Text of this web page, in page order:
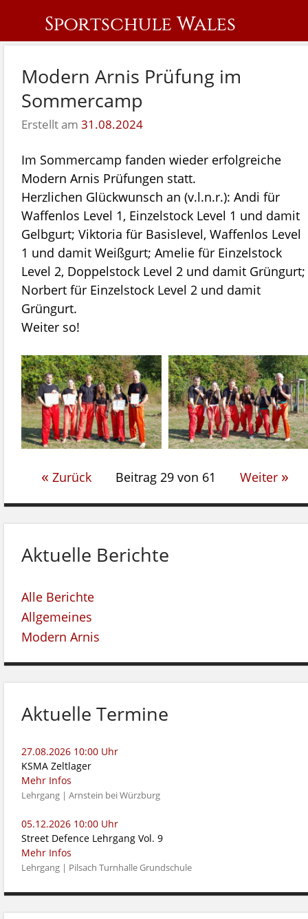
Sportschule Wales
Modern Arnis Prüfung im
Sommercamp
Erstellt am 31.08.2024
Im Sommercamp fanden wieder erfolgreiche
Modern Arnis Prüfungen statt.
Herzlichen Glückwunsch an (v.l.n.r.): Andi für
Waffenlos Level 1, Einzelstock Level 1 und damit
Gelbgurt; Viktoria für Basislevel, Waffenlos Level
1 und damit Weißgurt; Amelie für Einzelstock
Level 2, Doppelstock Level 2 und damit Grüngurt;
Norbert für Einzelstock Level 2 und damit
Grüngurt.
Weiter so!
« Zurück Beitrag 29 von 61 Weiter »
Aktuelle Berichte
Alle Berichte
Allgemeines
Modern Arnis
Aktuelle Termine
27.08.2026 10:00 Uhr
KSMA Zeltlager
Mehr Infos
Lehrgang | Arnstein bei Würzburg
05.12.2026 10:00 Uhr
Street Defence Lehrgang Vol. 9
Mehr Infos
Lehrgang | Pilsach Turnhalle Grundschule